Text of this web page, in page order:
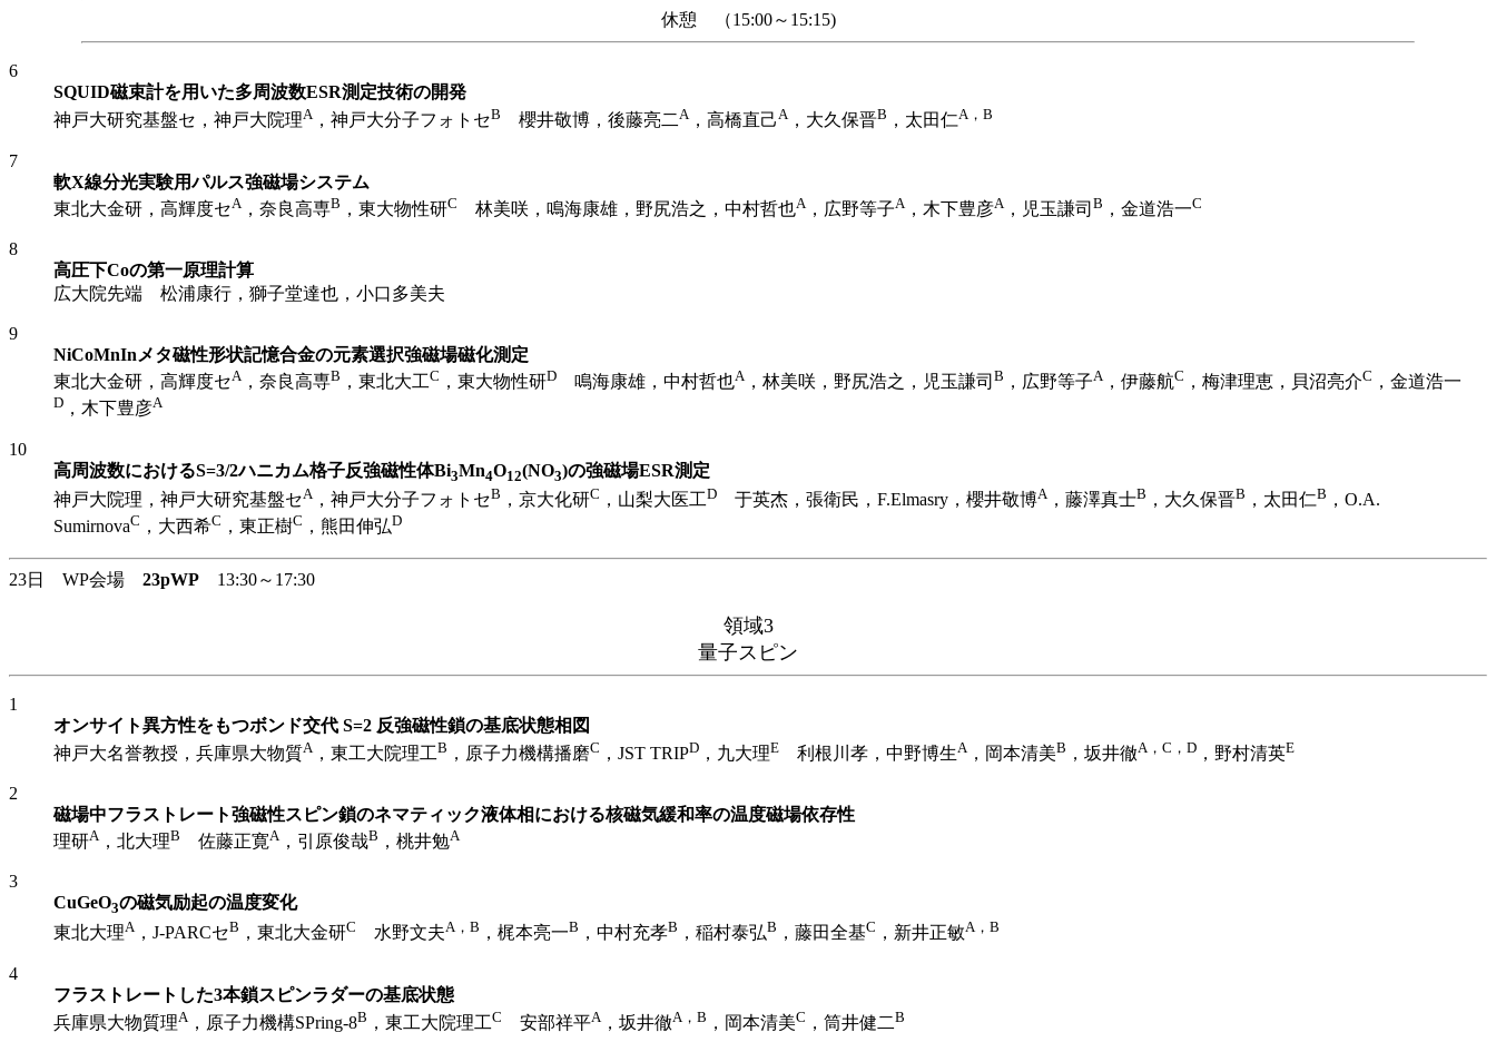
休憩 （15:00～15:15)
6
SQUID磁束計を用いた多周波数ESR測定技術の開発
神戸大研究基盤セ，神戸大院理A，神戸大分子フォトセB 櫻井敬博，後藤亮二A，高橋直己A，大久保晋B ，太田仁A，B
7
軟X線分光実験用パルス強磁場システム
東北大金研，高輝度セA，奈良高専B ，東大物性研C 林美咲，鳴海康雄，野尻浩之，中村哲也A，広野等子A，木下豊彦A，児玉謙司 B ，金道浩一C
8
高圧下Coの第一原理計算
広大院先端 松浦康行，獅子堂達也，小口多美夫
9
NiCoMnInメタ磁性形状記憶合金の元素選択強磁場磁化測定
東北大金研，高輝度セA，奈良高専B ，東北大工C ，東大物性研D 鳴海康雄，中村哲也A，林美咲，野尻浩之，児玉謙司 B ，広野等子A，伊藤航C ，梅津理恵，貝沼亮介C ，金道浩一
D ，木下豊彦A
10
高周波数におけるS=3/2ハニカム格子反強磁性体Bi3Mn4O12(NO3)の強磁場ESR測定
神戸大院理，神戸大研究基盤セA，神戸大分子フォトセB ，京大化研C ，山梨大医工D 于英杰，張衛民，F.Elmasry，櫻井敬博A，藤澤真士B ，大久保晋B ，太田仁B ，O.A.
SumirnovaC ，大西希C ，東正樹C ，熊田伸弘D
23日 WP会場 23pWP 13:30～17:30
領域3
量子スピン
1
オンサイト異方性をもつボンド交代 S=2 反強磁性鎖の基底状態相図
神戸大名誉教授，兵庫県大物質A，東工大院理工B ，原子力機構播磨C ，JST TRIPD ，九大理E 利根川孝，中野博生A，岡本清美B ，坂井徹A，C，D ，野村清英E
2
磁場中フラストレート強磁性スピン鎖のネマティック液体相における核磁気緩和率の温度磁場依存性
理研A，北大理B 佐藤正寛A，引原俊哉B ，桃井勉A
3
CuGeO3の磁気励起の温度変化
東北大理A，J-PARCセB ，東北大金研C 水野文夫A，B ，梶本亮一B ，中村充孝B ，稲村泰弘B ，藤田全基C ，新井正敏A，B
4
フラストレートした3本鎖スピンラダーの基底状態
兵庫県大物質理A，原子力機構SPring-8B ，東工大院理工C 安部祥平A，坂井徹A，B ，岡本清美C ，筒井健二B